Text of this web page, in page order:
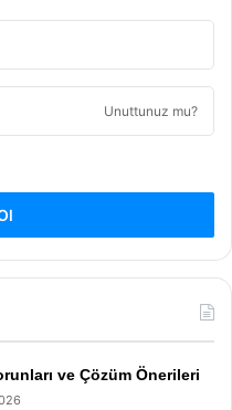
Unuttunuz mu?
ve Çözüm Önerileri